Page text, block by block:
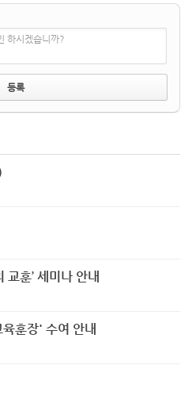
하시겠습니까?
교훈’ 세미나 안내
훈장' 수여 안내